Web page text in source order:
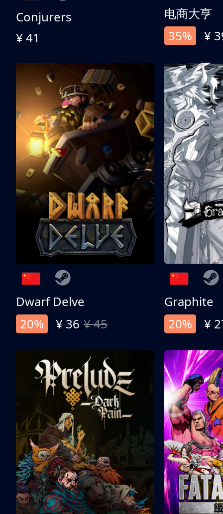
Conjurers
¥ 41
电商大亨
35%
¥
Dwarf Delve
20%
¥ 36 ¥ 45
Graphite
20%
¥